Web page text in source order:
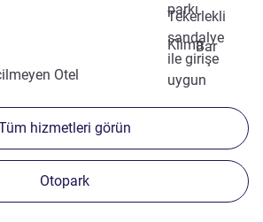
parkı
Tekerlekli
sandalye
ile girişe
uygun
KlimaBar
Otel
hizmetleri görün
Otopark